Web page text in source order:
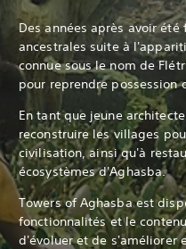
Des années après avoir
ancestrales suite à
connue sous le nom de
pour reprendre possession
En tant que jeune
reconstruire les villages
civilisation, ainsi qu'à
écosystèmes d'Aghasba.
Towers of Aghasba est
fonctionnalités et le
d'évoluer et de s'améliorer